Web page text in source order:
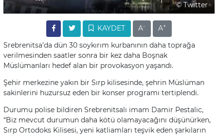
© Twitter
KAYDET A- A+
Srebrenitsa’da dün 30 soykırım kurbanının daha toprağa
verilmesinden saatler sonra bir kez daha Boşnak
Müslümanları hedef alan bir provokasyon yaşandı.
Şehir merkezine yakın bir Sırp kilisesinde, şehrin Müslüman
sakinlerini huzursuz eden bir konser programı tertiplendi.
Durumu polise bildiren Srebrenitsalı imam Damir Pestalic,
“Biz mevcut durumun daha kötü olamayacağını düşünürken,
Sırp Ortodoks Kilisesi, yeni katliamları teşvik eden şarkıların